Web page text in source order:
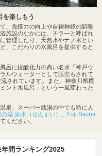
を楽しもう
、免疫力の向上や自律神経の調整
施設のなかには、チラ―と呼ばれ
管理したり、天然水やナノ水とい
、こだわりの水風呂を提供すると
呂に抗酸化力の高い名水「神戸ウ
ルウォーターとして販売もされて
されています。また、神奈川県横
ント水風呂」という一風変わった
泉、スーパー銭湯の中でも特に人
湯 泉水（せんすい）
Fuji Sauna
ください。
間ランキング2025